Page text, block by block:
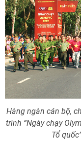
Hàng ngàn cán bộ,
trình “Ngày chạy
Tổ